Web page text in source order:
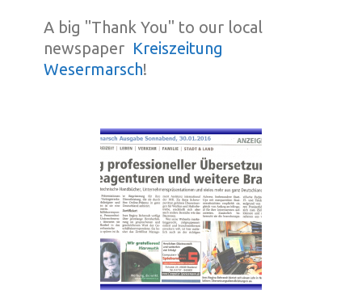
A big "Thank You" to our local
newspaper Kreiszeitung
Wesermarsch!